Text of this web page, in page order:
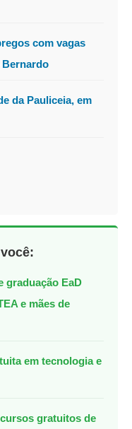
com vagas
Bernardo
da Pauliceia, em
graduação EaD
e mães de
em tecnologia e
gratuitos de